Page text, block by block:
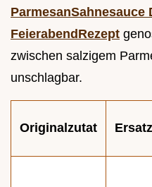
ParmesanSahnesauce
FeierabendRezept
zwischen salzigem
unschlagbar.
Originalzutat